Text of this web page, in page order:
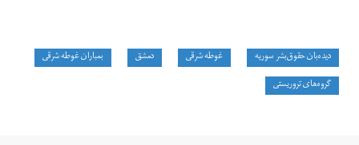
دیده‌بان حقوق‌بشر سوریه غوطه‌ شرقی دمشق
بمباران غوطه شرقی
گروه‌های تروریستی